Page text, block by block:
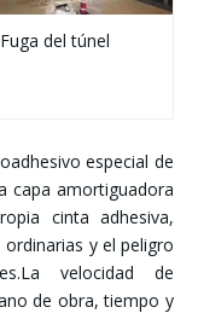
Fuga del túnel
especial de
capa amortiguadora
cinta adhesiva,
y el peligro
velocidad de
de obra, tiempo y